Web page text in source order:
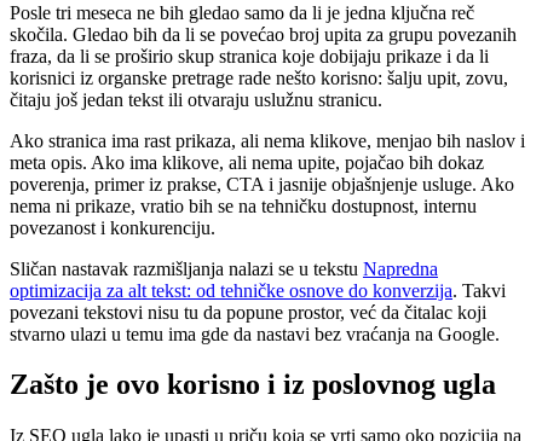
Posle tri meseca ne bih gledao samo da li je jedna ključna reč
skočila. Gledao bih da li se povećao broj upita za grupu povezanih
fraza, da li se proširio skup stranica koje dobijaju prikaze i da li
korisnici iz organske pretrage rade nešto korisno: šalju upit, zovu,
čitaju još jedan tekst ili otvaraju uslužnu stranicu.
Ako stranica ima rast prikaza, ali nema klikove, menjao bih naslov i
meta opis. Ako ima klikove, ali nema upite, pojačao bih dokaz
poverenja, primer iz prakse, CTA i jasnije objašnjenje usluge. Ako
nema ni prikaze, vratio bih se na tehničku dostupnost, internu
povezanost i konkurenciju.
Sličan nastavak razmišljanja nalazi se u tekstu Napredna
optimizacija za alt tekst: od tehničke osnove do konverzija. Takvi
povezani tekstovi nisu tu da popune prostor, već da čitalac koji
stvarno ulazi u temu ima gde da nastavi bez vraćanja na Google.
Zašto je ovo korisno i iz poslovnog ugla
Iz SEO ugla lako je upasti u priču koja se vrti samo oko pozicija na